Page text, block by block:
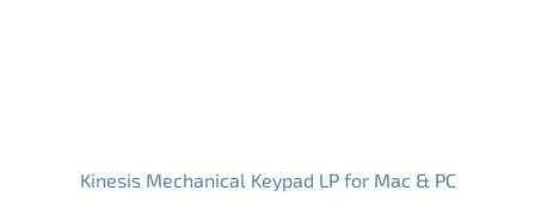
Kinesis Mechanical Keypad LP for Mac & PC